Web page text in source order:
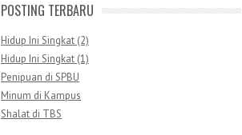
POSTING TERBARU
Hidup Ini Singkat (2)
Hidup Ini Singkat (1)
Penipuan di SPBU
Minum di Kampus
Shalat di TBS